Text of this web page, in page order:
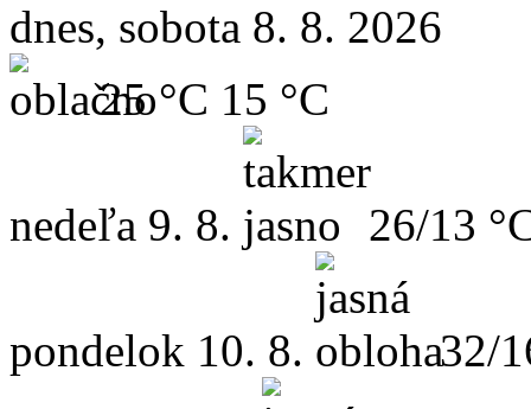
dnes, sobota 8. 8. 2026
25 °C 15 °C
nedeľa 9. 8. 26/13
pondelok 10. 8. 32/